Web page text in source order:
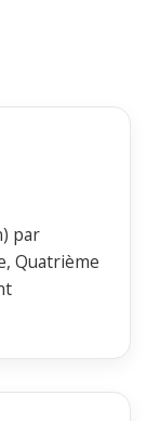
par
Quatrième